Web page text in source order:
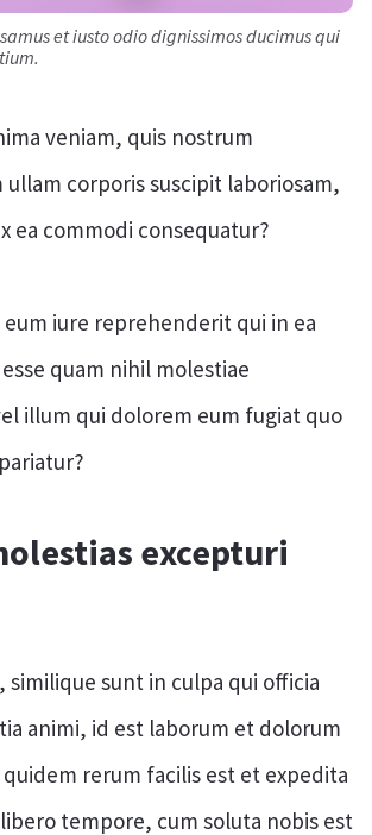
et iusto odio dignissimos ducimus qui
veniam, quis nostrum
corporis suscipit laboriosam,
ea commodi consequatur?
eum iure reprehenderit qui in ea
quam nihil molestiae
illum qui dolorem eum fugiat quo
excepturi
similique sunt in culpa qui officia
animi, id est laborum et dolorum
rerum facilis est et expedita
tempore, cum soluta nobis est